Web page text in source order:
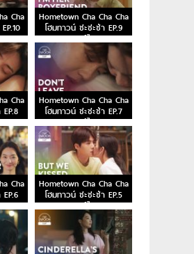
Cha
Hometown Cha Cha Cha
โฮมทาวน์ ชะชะช่า EP.9
พากย์ไทย
Cha
Hometown Cha Cha Cha
โฮมทาวน์ ชะชะช่า EP.7
พากย์ไทย
Cha
Hometown Cha Cha Cha
โฮมทาวน์ ชะชะช่า EP.5
พากย์ไทย